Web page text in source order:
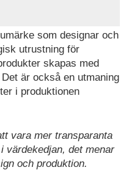
som designar och
utrustning för
skapas med
Det är också en utmaning
i produktionen
vara mer transparanta
värdekedjan, det menar
och produktion.